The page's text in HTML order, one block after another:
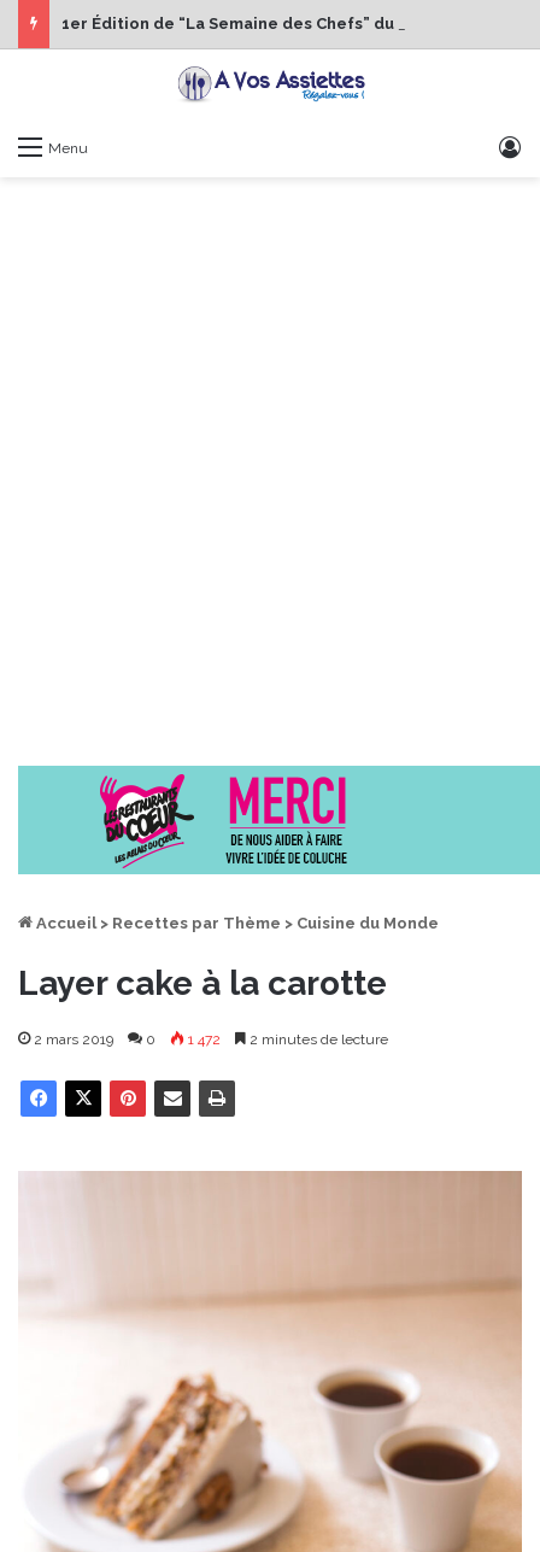
Menu
Accueil > Recettes par Thème > Cuisine du Monde
Layer cake à la carotte
2 mars 2019 0 1 472 2 minutes de lecture